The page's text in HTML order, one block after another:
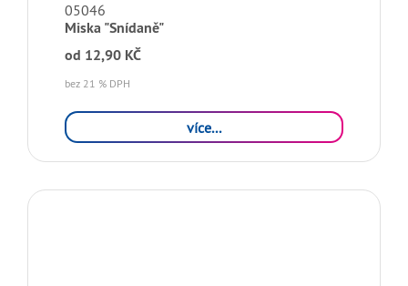
05046
Miska "Snídaně"
od 12,90 KČ
bez 21 % DPH
více...